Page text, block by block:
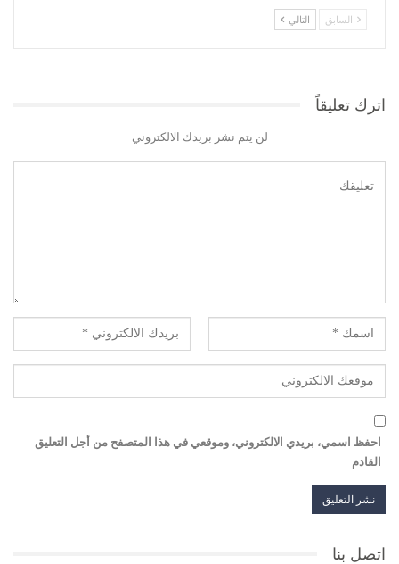
السابق التالي
اترك تعليقاً
لن يتم نشر بريدك الالكتروني
احفظ اسمي، بريدي الالكتروني، وموقعي في هذا المتصفح من أجل التعليق
القادم
اتصل بنا